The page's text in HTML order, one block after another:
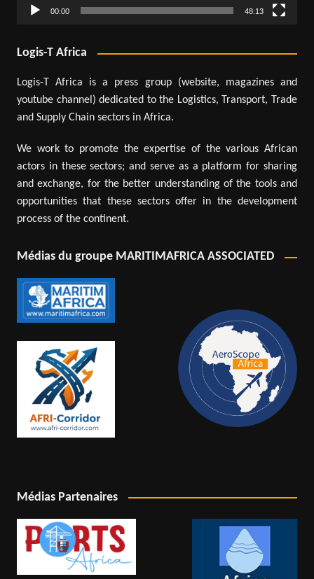
00:00 48:13
Logis-T Africa
Logis-T Africa is a press group (website, magazines and
youtube channel) dedicated to the Logistics, Transport, Trade
and Supply Chain sectors in Africa.
We work to promote the expertise of the various African
actors in these sectors; and serve as a platform for sharing
and exchange, for the better understanding of the tools and
opportunities that these sectors offer in the development
process of the continent.
Médias du groupe MARITIMAFRICA ASSOCIATED
Médias Partenaires